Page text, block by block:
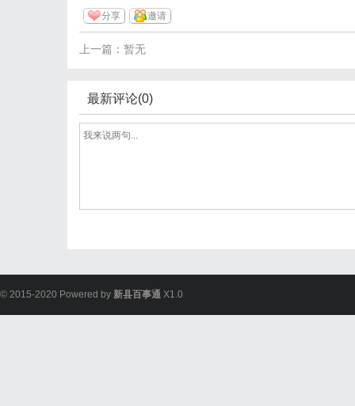
分享 邀请
上一篇：暂无
最新评论(0)
© 2015-2020 Powered by 新县百事通 X1.0